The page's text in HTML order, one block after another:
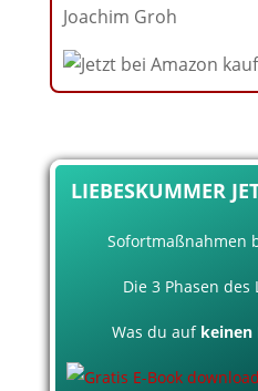
Joachim Groh
LIEBESKUMMER
Sofortmaßnahmen
Die 3 Phasen
Was du auf keinen